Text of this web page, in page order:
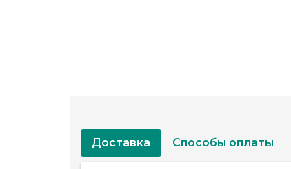
Доставка Способы оплаты